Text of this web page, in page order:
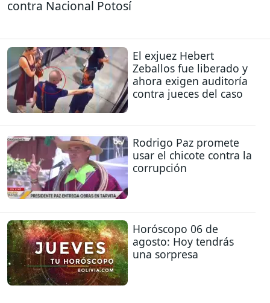
contra Nacional Potosí
El exjuez Hebert
Zeballos fue liberado y
ahora exigen auditoría
contra jueces del caso
Rodrigo Paz promete
usar el chicote contra la
corrupción
Horóscopo 06 de
agosto: Hoy tendrás
una sorpresa